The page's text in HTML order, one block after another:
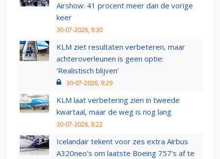
Airshow: 41 procent meer dan de vorige
keer
30-07-2026, 9:30
KLM ziet resultaten verbeteren, maar
achteroverleunen is geen optie:
‘Realistisch blijven’
30-07-2026, 9:29
KLM laat verbetering zien in tweede
kwartaal, maar de weg is nog lang
30-07-2026, 8:22
Icelandair tekent voor zes extra Airbus
A320neo's om laatste Boeing 757's af te